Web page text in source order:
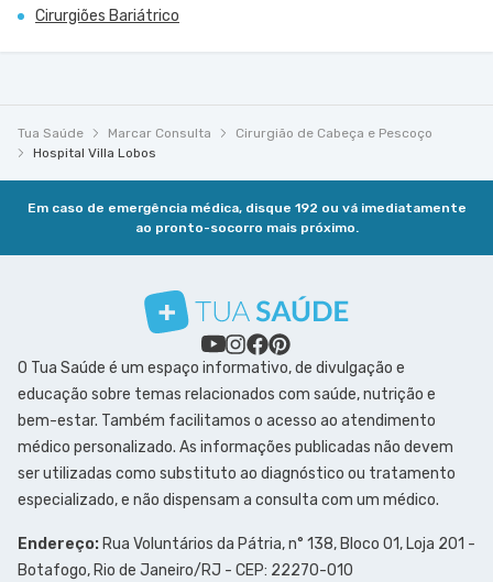
Cirurgiões Bariátrico
Tua Saúde Marcar Consulta
Cirurgião de Cabeça e Pescoço
Hospital Villa Lobos
Em caso de emergência médica, disque 192 ou vá imediatamente
ao pronto-socorro mais próximo.
O Tua Saúde é um espaço informativo, de divulgação e
educação sobre temas relacionados com saúde, nutrição e
bem-estar. Também facilitamos o acesso ao atendimento
médico personalizado. As informações publicadas não devem
ser utilizadas como substituto ao diagnóstico ou tratamento
especializado, e não dispensam a consulta com um médico.
Endereço: Rua Voluntários da Pátria, n° 138, Bloco 01, Loja 201 -
Botafogo, Rio de Janeiro/RJ - CEP: 22270-010